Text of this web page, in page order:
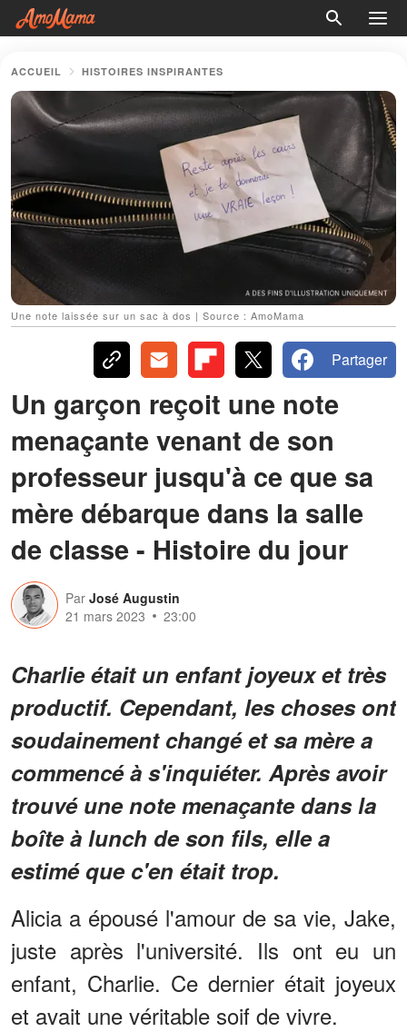
ACCUEIL HISTOIRES INSPIRANTES
Une note laissée sur un sac à dos | Source : AmoMama
Partager
Un garçon reçoit une note
menaçante venant de son
professeur jusqu'à ce que sa
mère débarque dans la salle
de classe - Histoire du jour
Par José Augustin
21 mars 2023
23:00
Charlie était un enfant joyeux et très
productif. Cependant, les choses ont
soudainement changé et sa mère a
commencé à s'inquiéter. Après avoir
trouvé une note menaçante dans la
boîte à lunch de son fils, elle a
estimé que c'en était trop.
Alicia a épousé l'amour de sa vie, Jake,
juste après l'université. Ils ont eu un
enfant, Charlie. Ce dernier était joyeux
et avait une véritable soif de vivre.